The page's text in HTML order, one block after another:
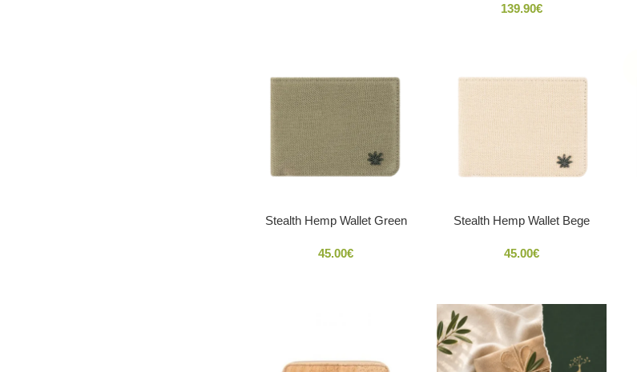
139.90€
Stealth Hemp Wallet Green
45.00€
Stealth Hemp Wallet Bege
45.00€